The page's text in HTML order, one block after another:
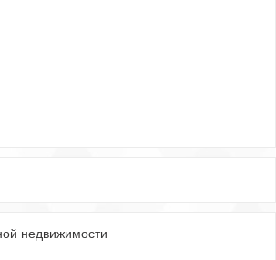
недвижимости